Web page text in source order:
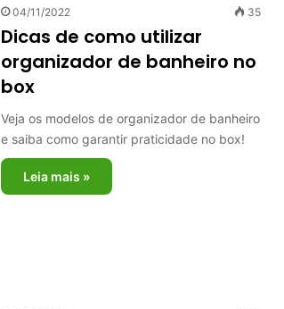
04/11/2022 35
Dicas de como utilizar
organizador de banheiro no
box
Veja os modelos de organizador de banheiro
e saiba como garantir praticidade no box!
Leia mais »